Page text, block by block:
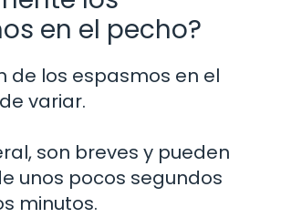
en el pecho?
de los espasmos en el
variar.
son breves y pueden
unos pocos segundos
minutos.